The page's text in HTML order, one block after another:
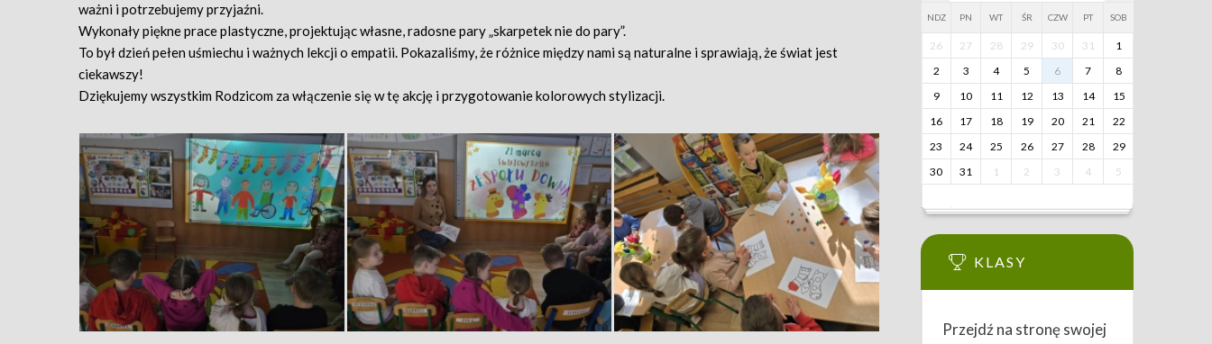
ważni i potrzebujemy przyjaźni.
​Wykonały piękne prace plastyczne, projektując własne, radosne pary „skarpetek nie do pary”.
​To był dzień pełen uśmiechu i ważnych lekcji o empatii. Pokazaliśmy, że różnice między nami są naturalne i sprawiają, że świat jest
ciekawszy!
​Dziękujemy wszystkim Rodzicom za włączenie się w tę akcję i przygotowanie kolorowych stylizacji.
NDZ PN WT ŚR CZW PT SOB
26 27 28 29 30 31
1
2
3 4 5 6 7
8
9
10 11 12 13 14
15
16
17 18 19 20 21
22
23
24 25 26 27 28
29
30
31 1 2 3 4 5
KLASY
Przejdź na stronę swojej